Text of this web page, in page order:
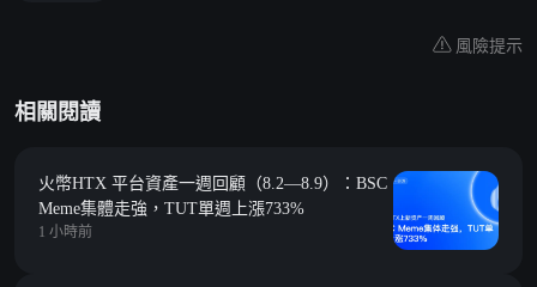
風險提示
相關閱讀
火幣HTX 平台資產一週回顧（8.2—8.9）：BSC
Meme集體走強，TUT單週上漲733%
1 小時前